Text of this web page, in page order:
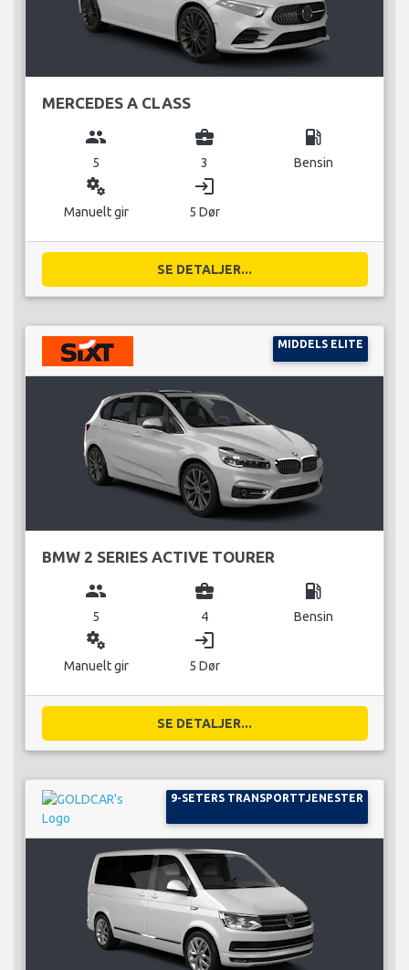
MERCEDES A CLASS
group
5
business_center
3
local_gas_station
Bensin
miscellaneous_services
Manuelt gir
login
5 Dør
SE DETALJER...
MIDDELS ELITE
BMW 2 SERIES ACTIVE TOURER
group
5
business_center
4
local_gas_station
Bensin
miscellaneous_services
Manuelt gir
login
5 Dør
SE DETALJER...
9-SETERS TRANSPORTTJENESTER